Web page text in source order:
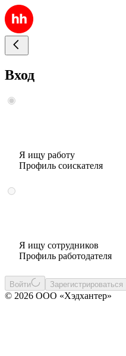
Вход
Я ищу работу
Профиль соискателя
Я ищу сотрудников
Профиль работодателя
Войти Зарегистрироваться
© 2026 ООО «Хэдхантер»